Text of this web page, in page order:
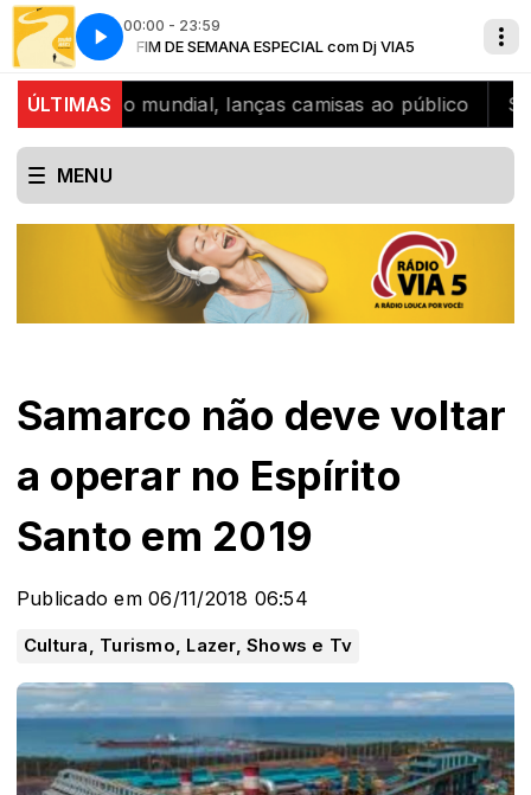
00:00 - 23:59
FIM DE SEMANA ESPECIAL com Dj VIA5
Bruno Mars - Just the Way You Are
ÚLTIMASmundial, lanças camisas ao público SJB
MENU
Samarco não deve voltar
a operar no Espírito
Santo em 2019
Publicado em 06/11/2018 06:54
Cultura, Turismo, Lazer, Shows e Tv